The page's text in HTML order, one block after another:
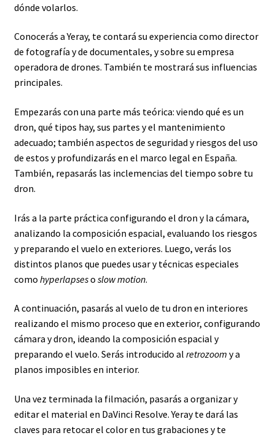
dónde volarlos.
Conocerás a Yeray, te contará su experiencia como director
de fotografía y de documentales, y sobre su empresa
operadora de drones. También te mostrará sus influencias
principales.
Empezarás con una parte más teórica: viendo qué es un
dron, qué tipos hay, sus partes y el mantenimiento
adecuado; también aspectos de seguridad y riesgos del uso
de estos y profundizarás en el marco legal en España.
También, repasarás las inclemencias del tiempo sobre tu
dron.
Irás a la parte práctica configurando el dron y la cámara,
analizando la composición espacial, evaluando los riesgos
y preparando el vuelo en exteriores. Luego, verás los
distintos planos que puedes usar y técnicas especiales
como hyperlapseso slow motion.
A continuación, pasarás al vuelo de tu dron en interiores
realizando el mismo proceso que en exterior, configurando
cámara y dron, ideando la composición espacial y
preparando el vuelo. Serás introducido al retrozoom y a
planos imposibles en interior.
Una vez terminada la filmación, pasarás a organizar y
editar el material en DaVinci Resolve. Yeray te dará las
claves para retocar el color en tus grabaciones y te